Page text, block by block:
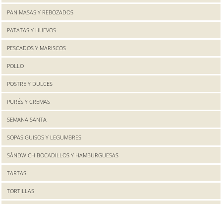
PAN MASAS Y REBOZADOS
PATATAS Y HUEVOS
PESCADOS Y MARISCOS
POLLO
POSTRE Y DULCES
PURÉS Y CREMAS
SEMANA SANTA
SOPAS GUISOS Y LEGUMBRES
SÁNDWICH BOCADILLOS Y HAMBURGUESAS
TARTAS
TORTILLAS